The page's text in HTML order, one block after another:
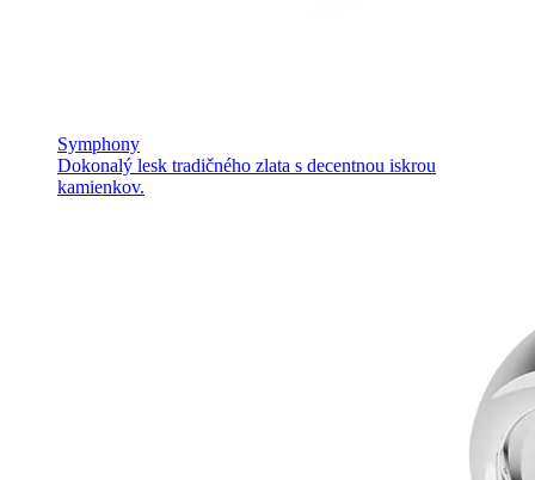
Symphony
Dokonalý lesk tradičného zlata s decentnou iskrou
kamienkov.